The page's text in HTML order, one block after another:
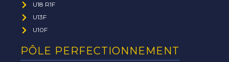
U18 R1F
U13F
U10F
PÔLE PERFECTIONNEMENT